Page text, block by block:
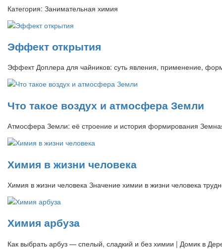
Категория: Занимательная химия
Эффект открытия
Эффект Доплера для чайников: суть явления, применение,
Что такое воздух и атмосфера Земли
Атмосфера Земли: её строение и история формирования
Химия в жизни человека
Химия в жизни человека Значение химии в жизни человека
Химия арбуза
Как выбрать арбуз — спелый, сладкий и без химии | Домик в